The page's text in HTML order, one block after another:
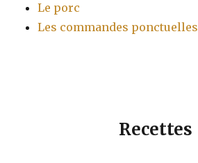
Le porc
Les commandes ponctuelles
Recettes